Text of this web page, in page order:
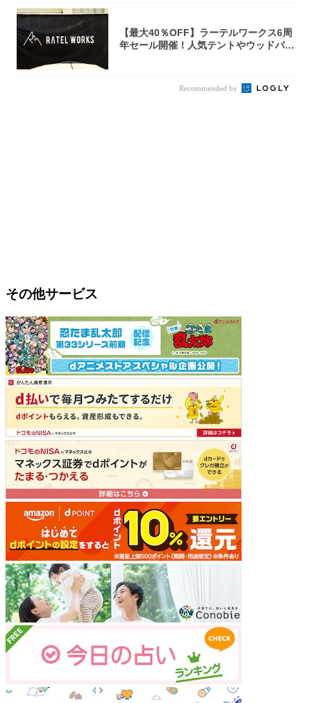
【最大40％OFF】ラーテルワークス6周
年セール開催！人気テントやウッドパネ
Recommended by
その他サービス